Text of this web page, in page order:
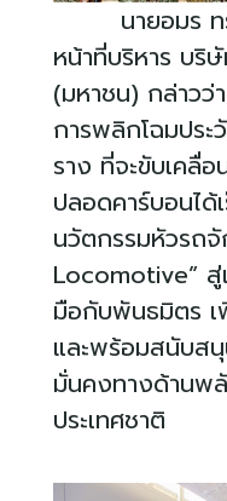
นายอมร
หน้าที่บริหาร บริ
(มหาชน) กล่าวว่
การพลิกโฉมประ
ราง ที่จะขับเคลื่อ
ปลอดคาร์บอนได้
นวัตกรรมหัวรถ
Locomotive”
มือกับพันธมิตร เ
และพร้อมสนับส
มั่นคงทางด้านพ
ประเทศชาติ